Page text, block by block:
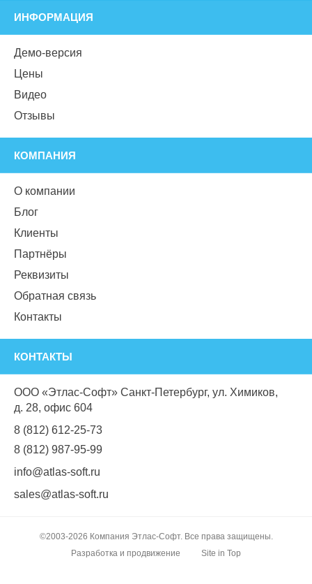
ИНФОРМАЦИЯ
Демо-версия
Цены
Видео
Отзывы
КОМПАНИЯ
О компании
Блог
Клиенты
Партнёры
Реквизиты
Обратная связь
Контакты
КОНТАКТЫ
ООО «Этлас-Софт» Санкт-Петербург, ул. Химиков,
д. 28, офис 604
8 (812) 612-25-73
8 (812) 987-95-99
info@atlas-soft.ru
sales@atlas-soft.ru
©2003-2026 Компания Этлас-Софт. Все права защищены.
Разработка и продвижение
Site in Top